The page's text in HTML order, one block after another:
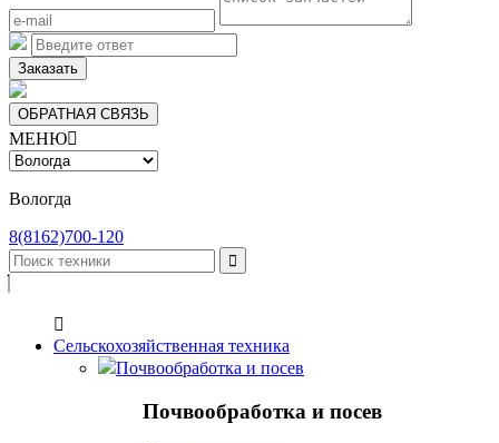
Заказать
ОБРАТНАЯ СВЯЗЬ
МЕНЮ
Вологда
8(8162)700-120


Сельскохозяйственная техника
Почвообработка и посев
Почвообработка и посев